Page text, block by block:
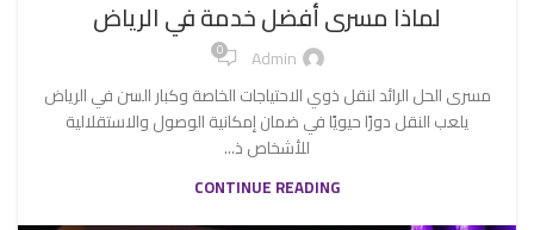
لماذا مسرى أفضل خدمة في الرياض
Admin
0
مسرى الحل الرائد لنقل ذوي الاحتياجات الخاصة وكبار السن في الرياض
يلعب النقل دورًا حيويًا في ضمان إمكانية الوصول والاستقلالية
للأشخاص ذ...
CONTINUE READING